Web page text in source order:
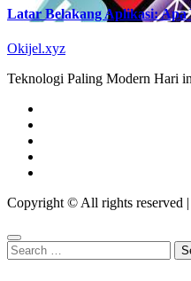
Latar Belakang Aplikasi: Apa
Okijel.xyz
Teknologi Paling Modern Hari
Copyright © All rights reserved |
Search
for: